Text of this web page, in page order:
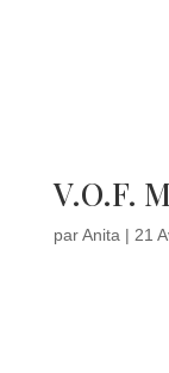
V.O.F.
parAnita | 21